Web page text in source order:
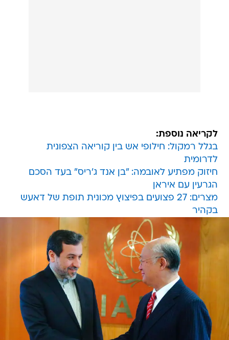
לקריאה נוספת:
בגלל רמקול: חילופי אש בין קוריאה הצפונית
לדרומית
חיזוק מפתיע לאובמה: "בן אנד ג'ריס" בעד הסכם
הגרעין עם איראן
מצרים: 27 פצועים בפיצוץ מכונית תופת של דאעש
בקהיר